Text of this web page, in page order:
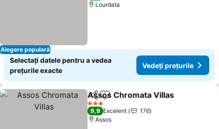
Alegere populară
Lourdata
Selectați datele pentru a vedea
prețurile exacte
Vedeți prețurile
DistribuițiAdăugaţi la favorite
Assos Chromata Villas
3 Stele
9,9 Excelent
176
Assos